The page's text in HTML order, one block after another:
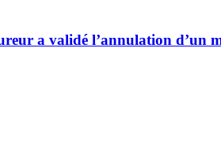
a validé l’annulation d’un